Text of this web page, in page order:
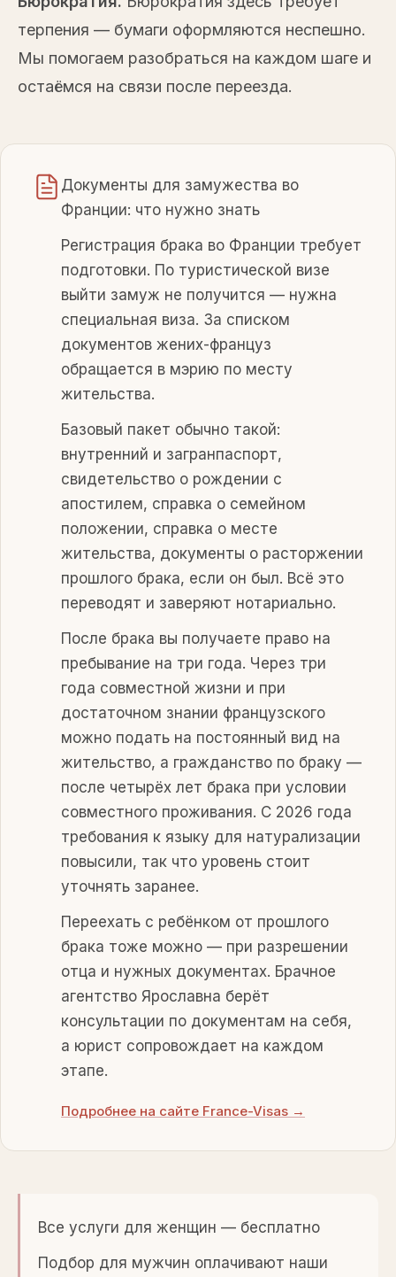
терпения — бумаги оформляются неспешно.
Мы помогаем разобраться на каждом шаге и
остаёмся на связи после переезда.
Документы для замужества во
Франции: что нужно знать
Регистрация брака во Франции требует
подготовки. По туристической визе
выйти замуж не получится — нужна
специальная виза. За списком
документов жених-француз
обращается в мэрию по месту
жительства.
Базовый пакет обычно такой:
внутренний и загранпаспорт,
свидетельство о рождении с
апостилем, справка о семейном
положении, справка о месте
жительства, документы о расторжении
прошлого брака, если он был. Всё это
переводят и заверяют нотариально.
После брака вы получаете право на
пребывание на три года. Через три
года совместной жизни и при
достаточном знании французского
можно подать на постоянный вид на
жительство, а гражданство по браку —
после четырёх лет брака при условии
совместного проживания. С 2026 года
требования к языку для натурализации
повысили, так что уровень стоит
уточнять заранее.
Переехать с ребёнком от прошлого
брака тоже можно — при разрешении
отца и нужных документах. Брачное
агентство Ярославна берёт
консультации по документам на себя,
а юрист сопровождает на каждом
этапе.
Подробнее на сайте France-Visas →
Все услуги для женщин — бесплатно
Подбор для мужчин оплачивают наши